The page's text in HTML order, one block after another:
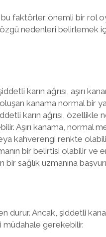
bu faktörler önemli bir rol
nedenleri belirlemek
karın ağrısı, aşırı
kanama normal bir
karın ağrısı,
Aşırı kanama, normal
kahverengi renkte
bir belirtisi olabilir ve
sağlık uzmanına
durur. Ancak, şiddetli
müdahale gerekebilir.